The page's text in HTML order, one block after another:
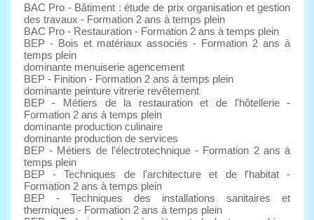
BAC Pro - Bâtiment : étude de prix organisation et gestion
des travaux - Formation 2 ans à temps plein
BAC Pro - Restauration - Formation 2 ans à temps plein
BEP - Bois et matériaux associés - Formation 2 ans à
temps plein
dominante menuiserie agencement
BEP - Finition - Formation 2 ans à temps plein
dominante peinture vitrerie revêtement
BEP - Métiers de la restauration et de l'hôtellerie -
Formation 2 ans à temps plein
dominante production culinaire
dominante production de services
BEP - Métiers de l'électrotechnique - Formation 2 ans à
temps plein
BEP - Techniques de l'architecture et de l'habitat -
Formation 2 ans à temps plein
BEP - Techniques des installations sanitaires et
thermiques - Formation 2 ans à temps plein